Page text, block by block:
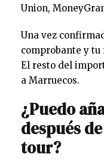
Union,
Una vez
comprobante y
El resto del
a Marruecos.
¿Puedo
después
tour?